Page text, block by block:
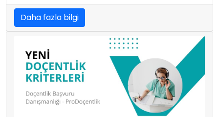
Daha fazla bilgi